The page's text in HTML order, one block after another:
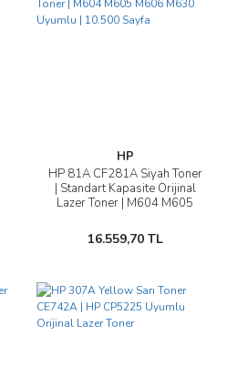
HP
HP 81A CF281A Siyah Toner
| Standart Kapasite Orijinal
Lazer Toner | M604 M605
Sayfa
16.559,70 TL